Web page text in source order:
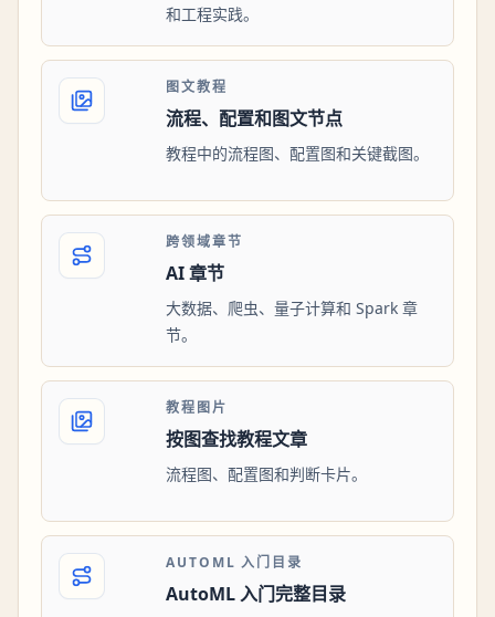
和工程实践。
图文教程
流程、配置和图文节点
教程中的流程图、配置图和关键截图。
跨领域章节
AI 章节
大数据、爬虫、量子计算和 Spark 章
节。
教程图片
按图查找教程文章
流程图、配置图和判断卡片。
AUTOML 入门目录
AutoML 入门完整目录